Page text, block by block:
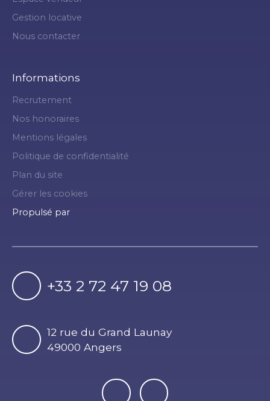
Gestion locative
Nous contacter
Informations
Recrutement
Nos honoraires
Mentions légales
Politique de confidentialité
Plan du site
Gérer les cookies
Propulsé par
+33 2 72 47 19 08
12 rue du Grand Launay
49000 Angers